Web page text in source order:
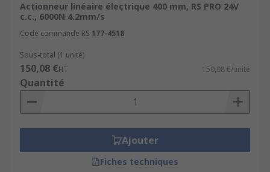
Actionneur linéaire électrique 400 mm, RS PRO 24V
c.c., 6000N 4.2mm/s
Code commande RS 177-4518
Sous-total (1 unité)
150,08 €HT 150,08 €/unité
Quantité
Ajouter
Fiches techniques